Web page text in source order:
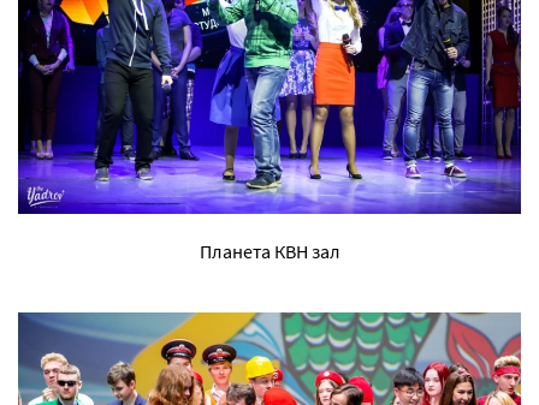
Планета КВН зал